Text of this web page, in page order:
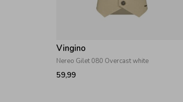
Vingino
Nereo Gilet 080 Overcast white
59,99